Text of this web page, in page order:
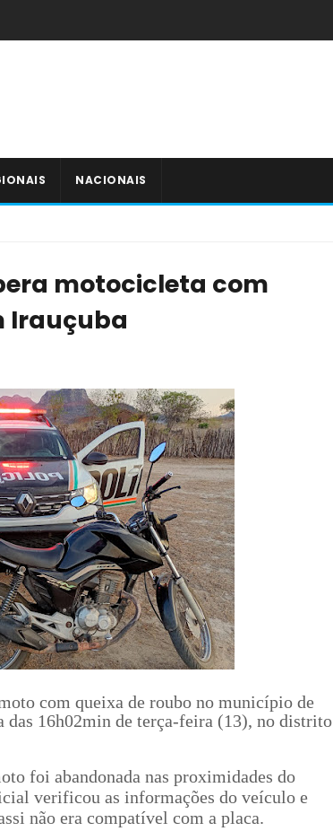
NACIONAIS
motocicleta com
Irauçuba
com queixa de roubo no município de
das 16h02min de terça-feira (13), no distrito
foi abandonada nas proximidades do
verificou as informações do veículo e
não era compatível com a placa.